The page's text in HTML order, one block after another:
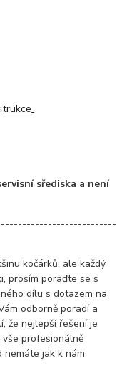
sřediska a není
kočárků, ale každý
prosím poraďte se s
dílu s dotazem na
odborně poradí a
že nejlepší řešení je
vše profesionálně
nemáte jak k nám